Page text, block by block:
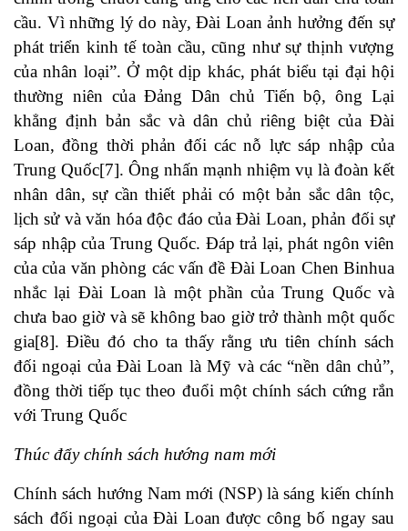
cầu. Vì những lý do này, Đài Loan ảnh hưởng đến sự
phát triển kinh tế toàn cầu, cũng như sự thịnh vượng
của nhân loại”. Ở một dịp khác, phát biểu tại đại hội
thường niên của Đảng Dân chủ Tiến bộ, ông Lại
khẳng định bản sắc và dân chủ riêng biệt của Đài
Loan, đồng thời phản đối các nỗ lực sáp nhập của
Trung Quốc[7]. Ông nhấn mạnh nhiệm vụ là đoàn kết
nhân dân, sự cần thiết phải có một bản sắc dân tộc,
lịch sử và văn hóa độc đáo của Đài Loan, phản đối sự
sáp nhập của Trung Quốc. Đáp trả lại, phát ngôn viên
của của văn phòng các vấn đề Đài Loan Chen Binhua
nhắc lại Đài Loan là một phần của Trung Quốc và
chưa bao giờ và sẽ không bao giờ trở thành một quốc
gia[8]. Điều đó cho ta thấy rằng ưu tiên chính sách
đối ngoại của Đài Loan là Mỹ và các “nền dân chủ”,
đồng thời tiếp tục theo đuổi một chính sách cứng rắn
với Trung Quốc
Thúc đẩy chính sách hướng nam mới
Chính sách hướng Nam mới (NSP) là sáng kiến chính
sách đối ngoại của Đài Loan được công bố ngay sau